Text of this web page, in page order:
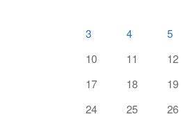
3
4 5
10
11 12
17
18 19
24
25 26